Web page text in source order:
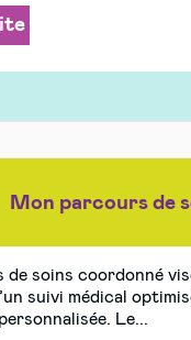
Mon parcours de
de soins coordonné
suivi médical
Le...